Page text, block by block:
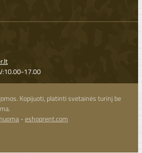
17.00
Kopijuoti, platinti svetainės turinį be
-eshoprent.com